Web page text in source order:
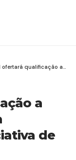
qualificação a mulheres na área da tecnologia: uma iniciativa de inclusão e inovação
a
de